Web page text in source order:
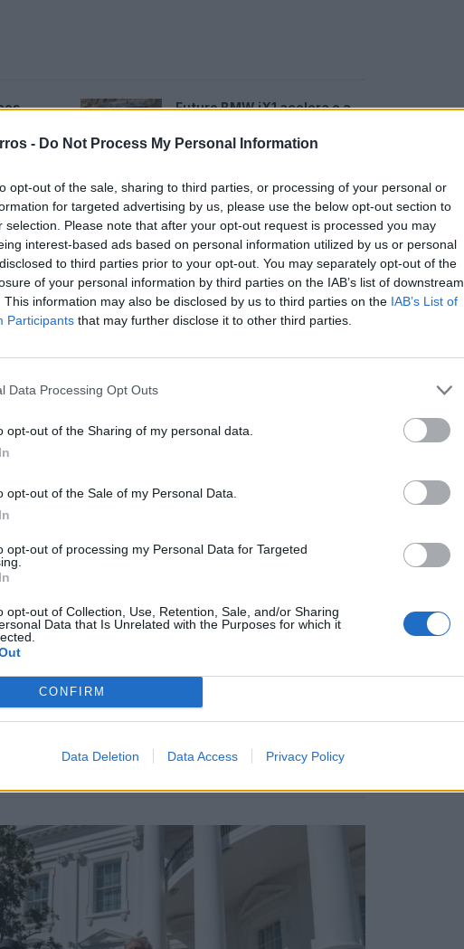
- Do Not Process My Personal Information
opt-out of the sale, sharing to third parties, or processing of your personal or
for targeted advertising by us, please use the below opt-out section to
selection. Please note that after your opt-out request is processed you may
interest-based ads based on personal information utilized by us or personal
to third parties prior to your opt-out. You may separately opt-out of the
of your personal information by third parties on the IAB’s list of downstream
This information may also be disclosed by us to third parties on the IAB’s List of
Participants that may further disclose it to other third parties.
Data Processing Opt Outs
opt-out of the Sharing of my personal data.
opt-out of the Sale of my Personal Data.
opt-out of processing my Personal Data for Targeted
opt-out of Collection, Use, Retention, Sale, and/or Sharing
Data that Is Unrelated with the Purposes for which it
CONFIRM
Data Deletion Data Access Privacy Policy
Futuro BMW iX1 acelera e a
SUV
e
Peugeot radicaliza design
com bigodes de gato em vez
de garras de leão
07/08/2026
objetivos proporcionar um comportamento em
como destacar-se pela ergonomia líder no seu
homem-máquina.
num evento a realizar no dia 10 de abril, em
para que todos os interessados e apaixonados